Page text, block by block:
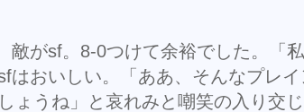
敵がsf。8-0つけて余裕でした。「
はおいしい。「ああ、そんなプレ
ょうね」と哀れみと嘲笑の入り交